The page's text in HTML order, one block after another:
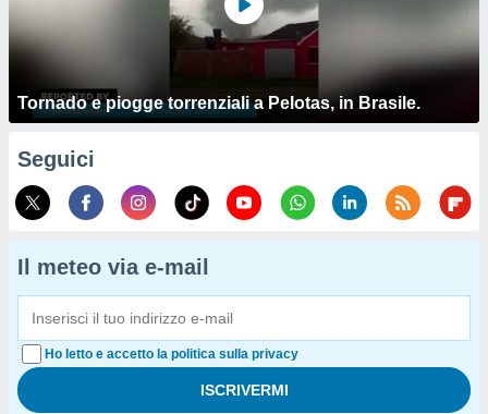
Tornado e piogge torrenziali a Pelotas, in Brasile.
Seguici
Il meteo via e-mail
Ho letto e accetto la politica sulla privacy